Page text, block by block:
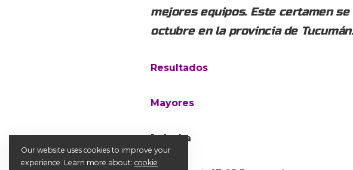
mejores equipos. Este certamen
octubre en la provincia de
Resultados
Mayores
1° fecha
Our website uses cookies to improve your
experience. Learn more about: cookie